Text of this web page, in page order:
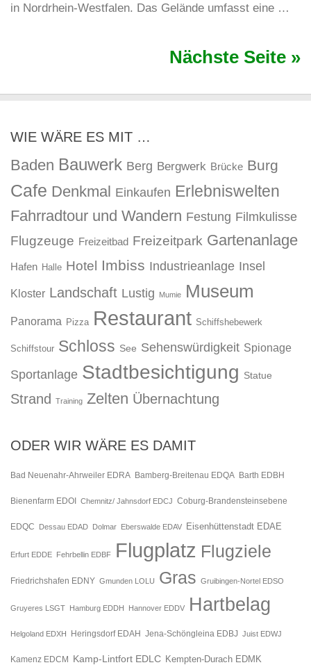
in Nordrhein-Westfalen. Das Gelände umfasst eine …
Nächste Seite »
WIE WÄRE ES MIT …
Baden Bauwerk Berg Bergwerk Brücke Burg
Cafe Denkmal Einkaufen Erlebniswelten
Fahrradtour und Wandern Festung Filmkulisse
Flugzeuge Freizeitbad Freizeitpark Gartenanlage
Hafen Halle Hotel Imbiss Industrieanlage Insel
Kloster Landschaft Lustig Mumie Museum
Panorama Pizza Restaurant Schiffshebewerk
Schiffstour Schloss See Sehenswürdigkeit Spionage
Sportanlage Stadtbesichtigung Statue
Strand Training Zelten Übernachtung
ODER WIR WÄRE ES DAMIT
Bad Neuenahr-Ahrweiler EDRA Bamberg-Breitenau EDQA Barth EDBH
Bienenfarm EDOI Chemnitz/ Jahnsdorf EDCJ Coburg-Brandensteinsebene
EDQC Dessau EDAD Dolmar Eberswalde EDAV Eisenhüttenstadt EDAE
Erfurt EDDE Fehrbellin EDBF Flugplatz Flugziele
Friedrichshafen EDNY Gmunden LOLU Gras Gruibingen-Nortel EDSO
Gruyeres LSGT Hamburg EDDH Hannover EDDV Hartbelag
Helgoland EDXH Heringsdorf EDAH Jena-Schöngleina EDBJ Juist EDWJ
Kamenz EDCM Kamp-Lintfort EDLC Kempten-Durach EDMK